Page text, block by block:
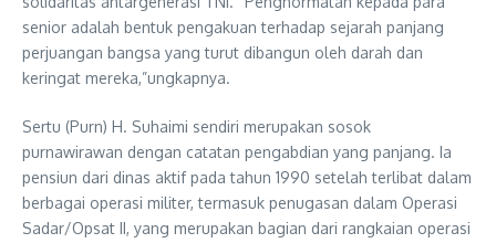
senior adalah bentuk pengakuan terhadap sejarah panjang
perjuangan bangsa yang turut dibangun oleh darah dan
keringat mereka,”ungkapnya.
Sertu (Purn) H. Suhaimi sendiri merupakan sosok
purnawirawan dengan catatan pengabdian yang panjang. Ia
pensiun dari dinas aktif pada tahun 1990 setelah terlibat dalam
berbagai operasi militer, termasuk penugasan dalam Operasi
Sadar/Opsat II, yang merupakan bagian dari rangkaian operasi